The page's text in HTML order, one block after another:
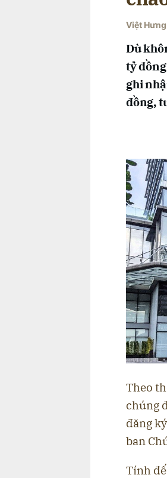
Việt Hưng
Dù
tỷ
ghi
đồng,
Theo
chúng
đăng
ban
Tính